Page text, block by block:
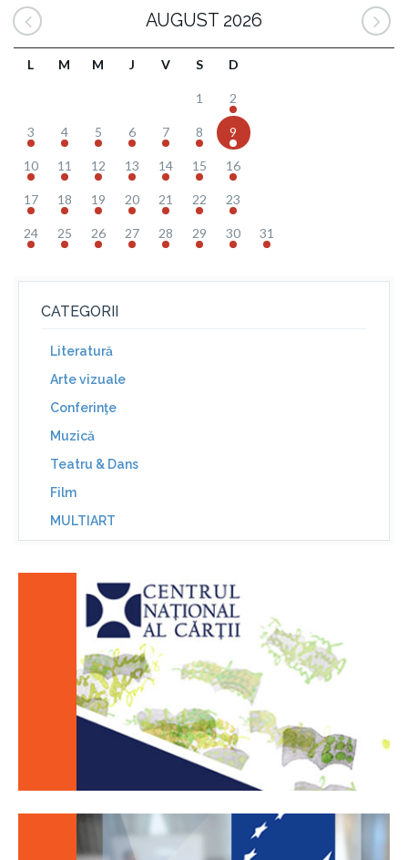
AUGUST 2026
L M M J V S D
1 2
3 4 5 6 7 8 9
10 11 12 13 14 15 16
17 18 19 20 21 22 23
24 25 26 27 28 29 30 31
CATEGORII
Literatură
Arte vizuale
Conferinţe
Muzică
Teatru & Dans
Film
MULTIART